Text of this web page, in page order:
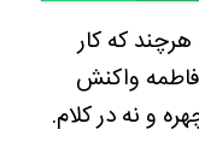
که کار
واکنش
و نه در کلام.